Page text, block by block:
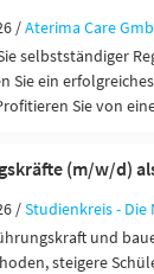
/Aterima Care
selbstständiger
Sie ein
Sie von
(m/w/d)
/Studienkreis - Die
und
steigere